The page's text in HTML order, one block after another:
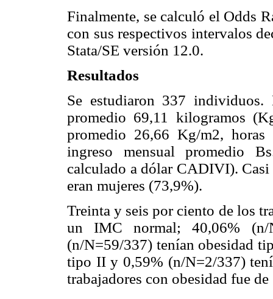
Finalmente, se calculó el Odds
con sus respectivos intervalos
Stata/SE versión 12.0.
Resultados
Se estudiaron 337
promedio 69,11 kilogramos
promedio 26,66 Kg/m2,
ingreso mensual promedio
calculado a dólar CADIVI). Casi
eran mujeres (73,9%).
Treinta y seis por ciento de los
un IMC normal; 40,06% (n/
(n/N=59/337) tenían obesidad
tipo II y 0,59% (n/N=2/337)
trabajadores con obesidad fue